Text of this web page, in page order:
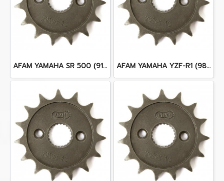
AFAM YAMAHA SR 500 (91-00) AFAM YAMAHA YZF-R1 (98-14)